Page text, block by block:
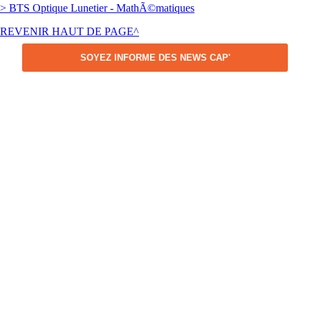
> BTS Optique Lunetier - MathÃ©matiques
REVENIR HAUT DE PAGE^
SOYEZ INFORME DES NEWS CAP'